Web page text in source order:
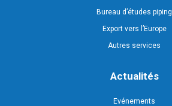
Bureau d’études piping
Export vers l’Europe
Autres services
Actualités
Evénements